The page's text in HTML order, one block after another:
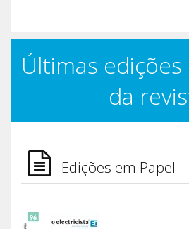
Últimas
da
Edições em Papel